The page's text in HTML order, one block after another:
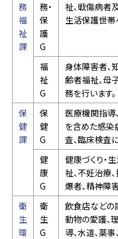
務
福
祉
課
務・
保
護
G
祉、戦傷病者
生活保護世帯
福
祉
G
身体障害者、
齢者福祉、母
務を行います。
保
健
課
保
健
G
医療機関指導
を含めた感染
査、臨床検査
健
康
G
健康づくり・
祉、不妊治療
爆者、精神障
衛
生
環
衛
生
G
飲食店などの
動物の愛護、
導、水道、薬